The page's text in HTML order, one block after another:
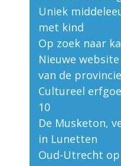
Uniek
met kind
Op zoek naar
Nieuwe
van de
Cultureel
10
De Musketon,
in Lunetten
Oud-Utrecht